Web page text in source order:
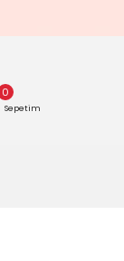
0
Sepetim